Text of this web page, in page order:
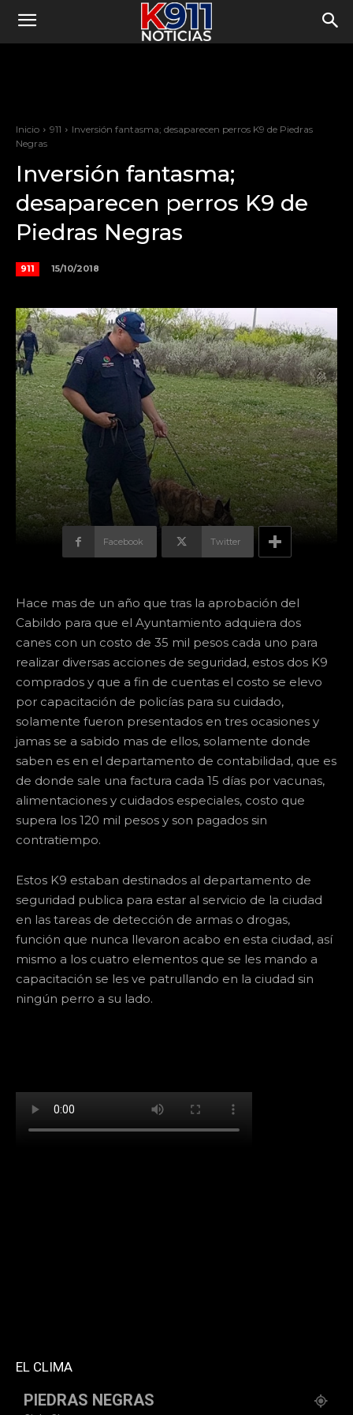
Inicio 911
Inversión fantasma; desaparecen perros K9 de Piedras
Negras
Inversión fantasma;
desaparecen perros K9 de
Piedras Negras
911 15/10/2018
Facebook Twitter
Hace mas de un año que tras la aprobación del
Cabildo para que el Ayuntamiento adquiera dos
canes con un costo de 35 mil pesos cada uno para
realizar diversas acciones de seguridad, estos dos K9
comprados y que a fin de cuentas el costo se elevo
por capacitación de policías para su cuidado,
solamente fueron presentados en tres ocasiones y
jamas se a sabido mas de ellos, solamente donde
saben es en el departamento de contabilidad, que es
de donde sale una factura cada 15 días por vacunas,
alimentaciones y cuidados especiales, costo que
supera los 120 mil pesos y son pagados sin
contratiempo.
Estos K9 estaban destinados al departamento de
seguridad publica para estar al servicio de la ciudad
en las tareas de detección de armas o drogas,
función que nunca llevaron acabo en esta ciudad, así
mismo a los cuatro elementos que se les mando a
capacitación se les ve patrullando en la ciudad sin
ningún perro a su lado.
EL CLIMA
PIEDRAS NEGRAS